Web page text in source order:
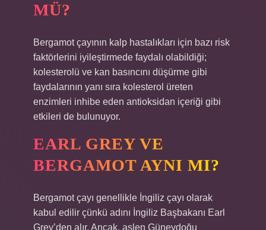
MÜ?
Bergamot çayının kalp hastalıkları için bazı risk
faktörlerini iyileştirmede faydalı olabildiği;
kolesterolü ve kan basıncını düşürme gibi
faydalarının yanı sıra kolesterol üreten
enzimleri inhibe eden antioksidan içeriği gibi
etkileri de bulunuyor.
EARL GREY VE
BERGAMOT AYNI MI?
Bergamot çayı genellikle İngiliz çayı olarak
kabul edilir çünkü adını İngiliz Başbakanı Earl
Grey’den alır. Ancak, aslen Güneydoğu